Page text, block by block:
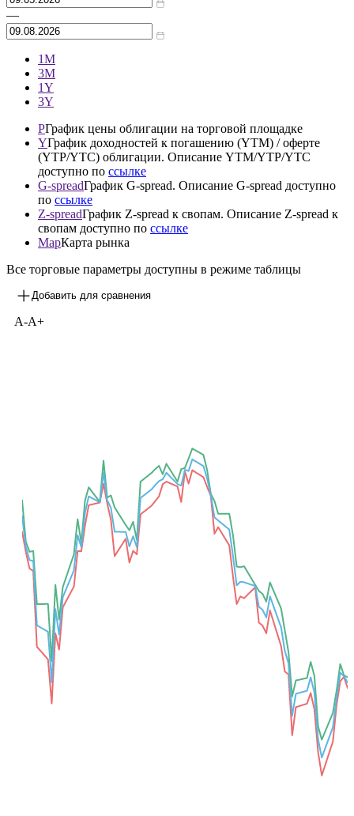
—
1М
3М
1Y
3Y
PГрафик цены облигации на торговой площадке
YГрафик доходностей к погашению (YTM) / оферте
(YTP/YTC) облигации. Описание YTM/YTP/YTC
доступно по ссылке
G-spreadГрафик G-spread. Описание G-spread доступно
по ссылке
Z-spreadГрафик Z-spread к свопам. Описание Z-spread к
свопам доступно по ссылке
MapКарта рынка
Все торговые параметры доступны в режиме таблицы
Добавить для сравнения